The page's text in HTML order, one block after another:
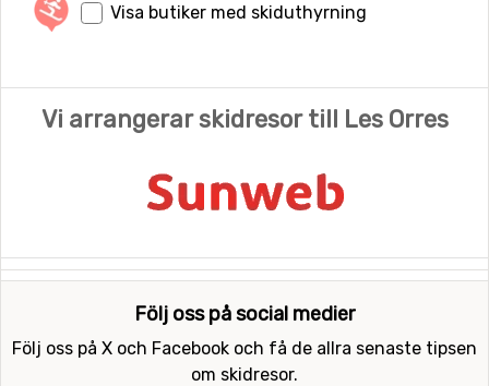
Visa butiker med skiduthyrning
Vi arrangerar skidresor till Les Orres
Följ oss på social medier
Följ oss på X och Facebook och få de allra senaste tipsen
om skidresor.